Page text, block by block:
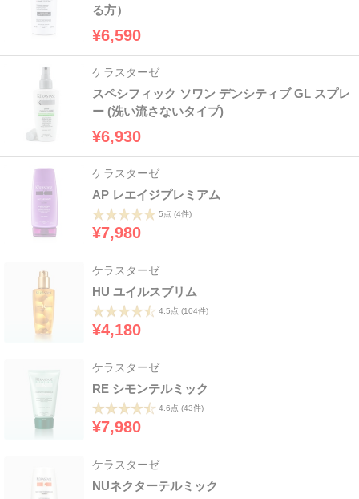
る方）
¥6,590
ケラスターゼ
スペシフィック ソワン デンシティブ GL スプレ
ー (洗い流さないタイプ)
¥6,930
ケラスターゼ
AP レエイジプレミアム
5点 (4件)
¥7,980
ケラスターゼ
HU ユイルスブリム
4.5点 (104件)
¥4,180
ケラスターゼ
RE シモンテルミック
4.6点 (43件)
¥7,980
ケラスターゼ
NUネクターテルミック